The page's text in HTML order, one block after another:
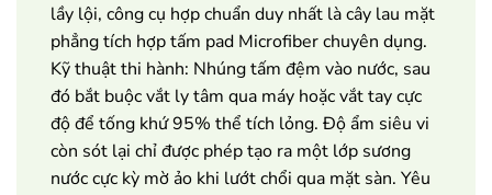
lầy lội, công cụ hợp chuẩn duy nhất là cây lau mặt
phẳng tích hợp tấm pad Microfiber chuyên dụng.
Kỹ thuật thi hành: Nhúng tấm đệm vào nước, sau
đó bắt buộc vắt ly tâm qua máy hoặc vắt tay cực
độ để tống khứ 95% thể tích lỏng. Độ ẩm siêu vi
còn sót lại chỉ được phép tạo ra một lớp sương
nước cực kỳ mờ ảo khi lướt chổi qua mặt sàn. Yêu